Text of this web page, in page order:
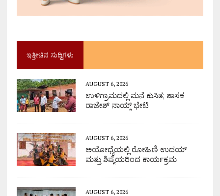
ಇತ್ತೀಚಿನ ಸುದ್ದಿಗಳು
AUGUST 6, 2026
ಉಳಿಗ್ರಾಮದಲ್ಲಿ ಮನೆ ಕುಸಿತ; ಶಾಸಕ
ರಾಜೇಶ್ ನಾಯ್ಕ್ ಭೇಟಿ
AUGUST 6, 2026
ಅಯೋಧ್ಯೆಯಲ್ಲಿ ರೋಹಿಣಿ ಉದಯ್
ಮತ್ತು ಶಿಷ್ಯೆಯರಿಂದ ಕಾರ್ಯಕ್ರಮ
AUGUST 6, 2026